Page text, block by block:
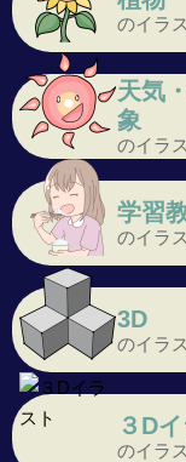
のイラ
天気
象
のイラ
学習
のイラ
3D
のイラ
３D
のイラ